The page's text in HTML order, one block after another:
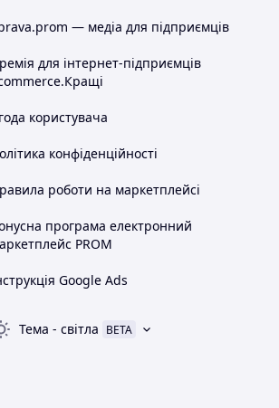
— медіа для підприємців
для інтернет-підприємців
користувача
конфіденційності
роботи на маркетплейсі
програма електронний
PROM
Google Ads
Тема - світла BETA